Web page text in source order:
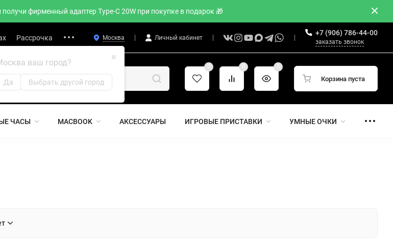
фирменный адаптер Type-C 20W при покупке в подарок 🎁
Рассрочка Москва
✖
ваш город?
Да Выбрать другой город
Личный кабинет
+7 (906) 786-44-00
заказать звонок
0 0 0
Корзина пуста
ЧАСЫ MACBOOK АКСЕССУАРЫ ИГРОВЫЕ ПРИСТАВКИ УМНЫЕ ОЧКИ